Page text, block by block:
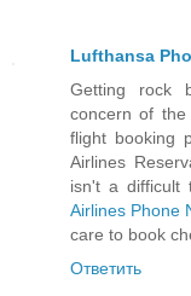
Lufthansa
Getting rock
concern of
flight booking
Airlines
isn't a difficult
Airlines Phone
care to book
Ответить